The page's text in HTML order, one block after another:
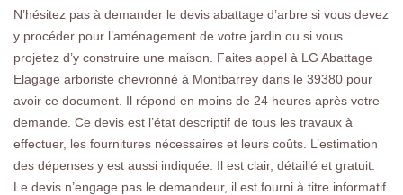
N’hésitez pas à demander le devis abattage d’arbre si vous devez
y procéder pour l’aménagement de votre jardin ou si vous
projetez d’y construire une maison. Faites appel à LG Abattage
Elagage arboriste chevronné à Montbarrey dans le 39380 pour
avoir ce document. Il répond en moins de 24 heures après votre
demande. Ce devis est l’état descriptif de tous les travaux à
effectuer, les fournitures nécessaires et leurs coûts. L’estimation
des dépenses y est aussi indiquée. Il est clair, détaillé et gratuit.
Le devis n’engage pas le demandeur, il est fourni à titre informatif.